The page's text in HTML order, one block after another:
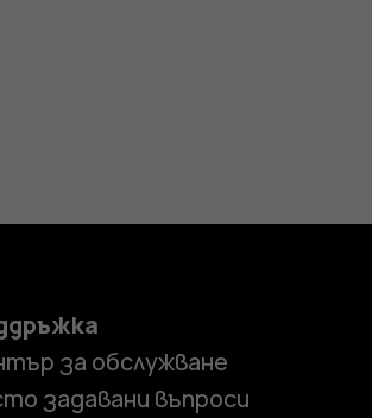
за обслужване
задавани въпроси